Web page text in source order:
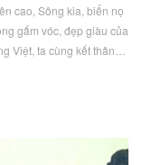
cao, Sông kia, biển nọ
gấm vóc, đẹp giàu của
Việt, ta cùng kết thân…